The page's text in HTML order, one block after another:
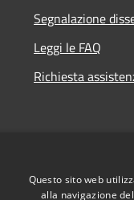
Segnalazione
Leggi le FAQ
Richiesta
Questo sito web
alla navigazione